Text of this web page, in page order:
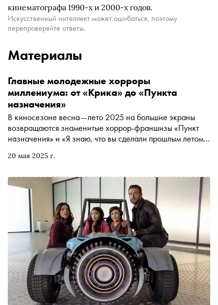
кинематографа 1990-х и 2000-х годов.
Искусственный интеллект может ошибаться, поэтому
перепроверяйте ответы.
Материалы
20 мая 2025 г.
Главные молодежные хорроры
миллениума: от «Крика» до «Пункта
назначения»
В киносезоне весна—лето 2025 на большие экраны
возвращаются знаменитые хоррор-франшизы «Пункт
назначения» и «Я знаю, что вы сделали прошлым летом»,
Похоже, подростковые ужастики снова в тренде.
миллениум. По этому поводу «Сноб» вспоминает самые
нашумевшие молодежные слэшеры золотой эпохи
жанра, которая пришлась на вторую половину 1990-х —
начало 2000-х